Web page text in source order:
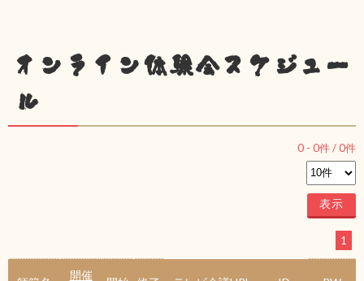
オンライン体験会スケジュー
ル
0 - 0件 /0件
1
開催